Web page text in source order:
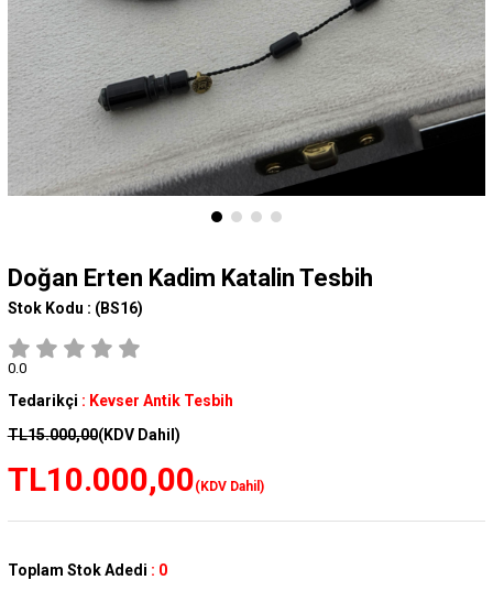
Doğan Erten Kadim Katalin Tesbih
Stok Kodu : (BS16)
0.0
Tedarikçi : Kevser Antik Tesbih
TL15.000,00(KDV Dahil)
TL10.000,00(KDV Dahil)
Toplam Stok Adedi : 0